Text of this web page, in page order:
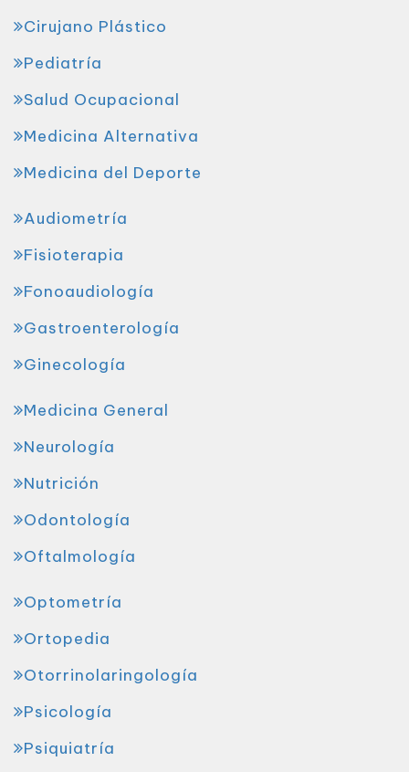
Cirujano Plástico
Pediatría
Salud Ocupacional
Medicina Alternativa
Medicina del Deporte
Audiometría
Fisioterapia
Fonoaudiología
Gastroenterología
Ginecología
Medicina General
Neurología
Nutrición
Odontología
Oftalmología
Optometría
Ortopedia
Otorrinolaringología
Psicología
Psiquiatría